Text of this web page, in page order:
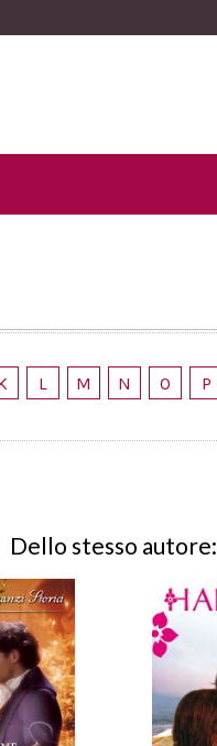
L M N O P
Dello stesso autore: